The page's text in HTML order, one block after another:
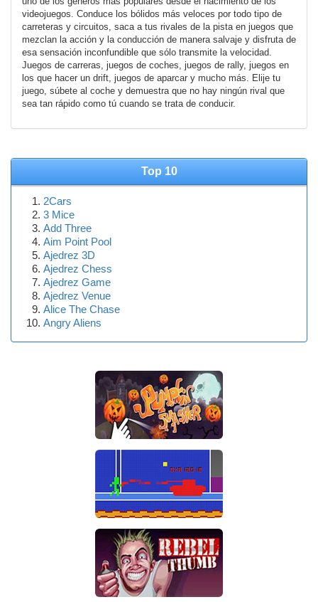
videojuegos. Conduce los bólidos más veloces por todo tipo de
carreteras y circuitos, saca a tus rivales de la pista en juegos que
mezclan la acción y la conducción de manera salvaje y disfruta de
esa sensación inconfundible que sólo transmite la velocidad.
Juegos de carreras, juegos de coches, juegos de rally, juegos en
los que hacer un drift, juegos de aparcar y mucho más. Elije tu
juego, súbete al coche y demuestra que no hay ningún rival que
sea tan rápido como tú cuando se trata de conducir.
Top 10
2Cars
3 Mice
Add Three
Aim Point Pool
Ajedrez 3D
Ajedrez Chess
Ajedrez Game
Ajedrez Venue
Alice The Chase
Angry Aliens